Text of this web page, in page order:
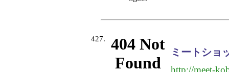
427.
ミートショ
http://meet-